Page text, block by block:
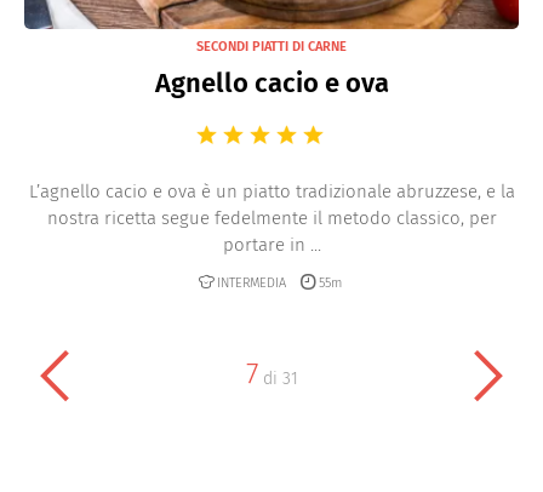
SECONDI PIATTI DI CARNE
Agnello cacio e ova
L’agnello cacio e ova è un piatto tradizionale abruzzese, e la
nostra ricetta segue fedelmente il metodo classico, per
portare in ...
INTERMEDIA 55m
7 di 31